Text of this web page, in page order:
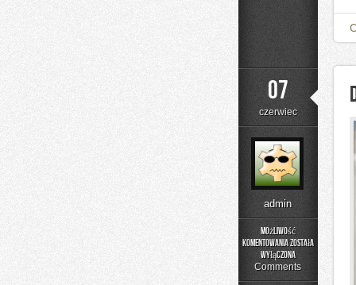
07
czerwiec
admin
Możliwość
komentowania
Domowe
została
wyłączona
Comments